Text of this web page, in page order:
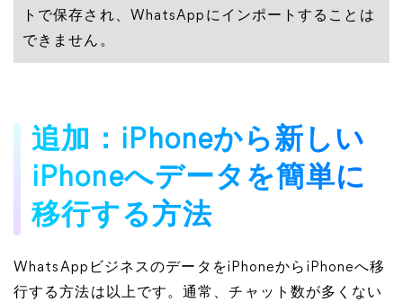
トで保存され、WhatsAppにインポートすることは
できません。
追加：iPhoneから新しい
iPhoneへデータを簡単に
移行する方法
WhatsAppビジネスのデータをiPhoneからiPhoneへ移
行する方法は以上です。通常、チャット数が多くない